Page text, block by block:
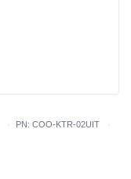
PN: COO-KTR-02UIT